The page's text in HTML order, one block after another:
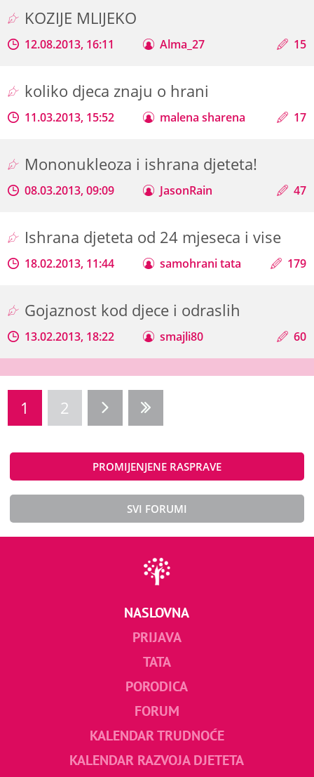
KOZIJE MLIJEKO
12.08.2013, 16:11 Alma_27 15
koliko djeca znaju o hrani
11.03.2013, 15:52 malena sharena 17
Mononukleoza i ishrana djeteta!
08.03.2013, 09:09 JasonRain 47
Ishrana djeteta od 24 mjeseca i vise
18.02.2013, 11:44 samohrani tata 179
Gojaznost kod djece i odraslih
13.02.2013, 18:22 smajli80 60
1 2
PROMIJENJENE RASPRAVE
SVI FORUMI
NASLOVNA
PRIJAVA
TATA
PORODICA
FORUM
KALENDAR TRUDNOĆE
KALENDAR RAZVOJA DJETETA